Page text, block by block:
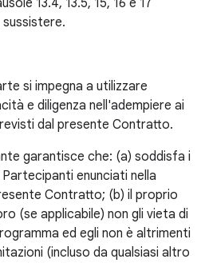
13.4, 13.5, 15, 16 e 17
si impegna a utilizzare
e diligenza nell'adempiere ai
dal presente Contratto.
garantisce che: (a) soddisfa i
enunciati nella
Contratto; (b) il proprio
(se applicabile) non gli vieta di
ed egli non è altrimenti
(incluso da qualsiasi altro